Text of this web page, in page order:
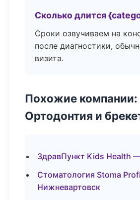
Сколько длится
Сроки озвучиваем на
после диагностики,
визита.
Похожие компании:
Ортодонтия и
ЗдравПункт Kids Health
Стоматология Stoma
Нижневартовск